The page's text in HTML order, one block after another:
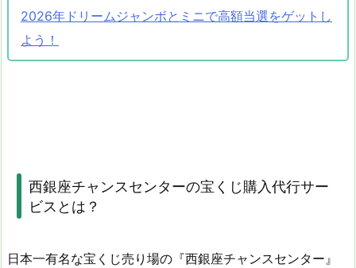
2026年ドリームジャンボとミニで高額当選をゲットし
よう！
西銀座チャンスセンターの宝くじ購入代行サー
ビスとは？
日本一有名な宝くじ売り場の『西銀座チャンスセンター』